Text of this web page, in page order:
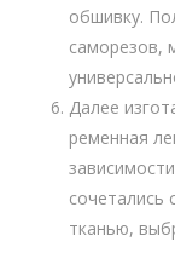
обшивку.
саморезов,
Далее
ременная
сочетались
тканью,